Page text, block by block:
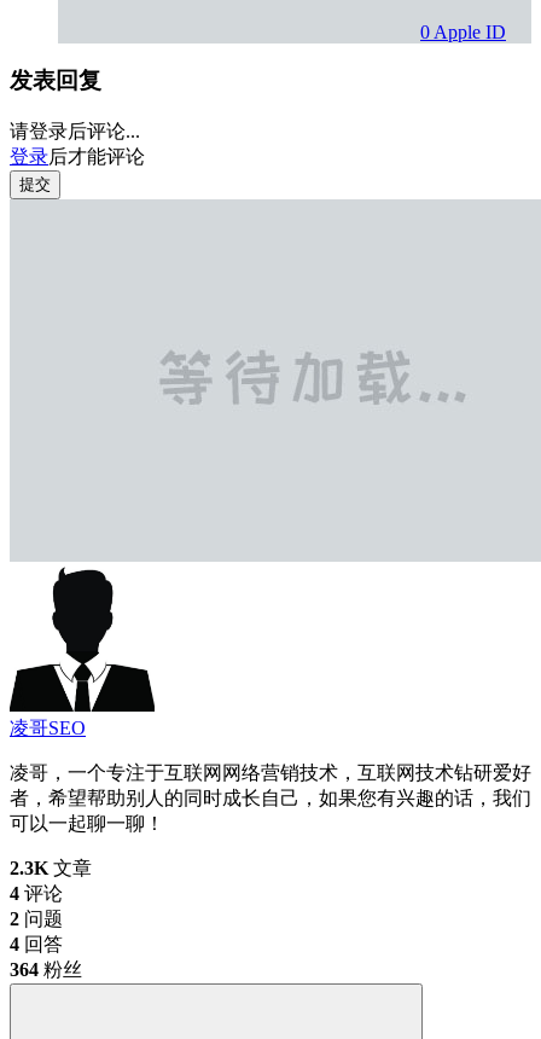
0 Apple ID
发表回复
请登录后评论...
登录后才能评论
提交
凌哥SEO
凌哥，一个专注于互联网网络营销技术，互联网技术钻研爱好
者，希望帮助别人的同时成长自己，如果您有兴趣的话，我们
可以一起聊一聊！
2.3K 文章
4 评论
2 问题
4 回答
364 粉丝